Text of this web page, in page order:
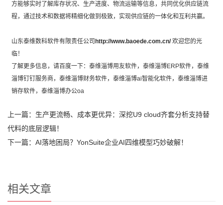
方能够实时了解库存状况、生产进度、物流运输等信息，共同优化供应链流
程，通过技术和数据将精细化做到极致，实现供应链的一体化和互利共赢。
山东泰维数科软件有限责任公司 http://www.baoede.com.cn/欢迎您的光
临！
了解更多信息，请百度一下：泰维淄博用友软件，泰维淄博ERP软件，泰维
淄博钉钉服务商 ，泰维淄博财务软件，泰维淄博ai智能化软件，泰维淄博进
销存软件，泰维淄博办公oa
上一篇： 生产更流畅、成本更优异：深挖U9 cloud齐套分析支持替
代料的底层逻辑！
下一篇： AI落地困局？YonSuite企业AI四维模型巧妙破解！
相关文章